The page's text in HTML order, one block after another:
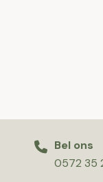
Bel ons
0572 35